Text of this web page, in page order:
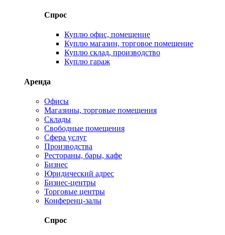
Спрос
Куплю офис, помещение
Куплю магазин, торговое помещение
Куплю склад, производство
Куплю гараж
Аренда
Офисы
Магазины, торговые помещения
Склады
Свободные помещения
Сфера услуг
Производства
Рестораны, бары, кафе
Бизнес
Юридический адрес
Бизнес-центры
Торговые центры
Конференц-залы
Спрос